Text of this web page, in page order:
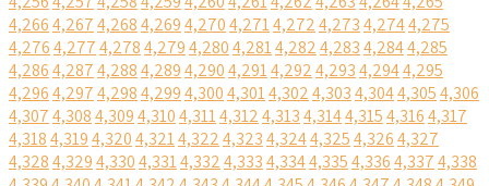
4,2664,2674,2684,2694,2704,2714,2724,2734,2744,275
4,2764,2774,2784,2794,2804,2814,2824,2834,2844,285
4,2864,2874,2884,2894,2904,2914,2924,2934,2944,295
4,2964,2974,2984,2994,3004,3014,3024,3034,3044,3054,306
4,3074,3084,3094,3104,3114,3124,3134,3144,3154,3164,317
4,3184,3194,3204,3214,3224,3234,3244,3254,3264,327
4,3284,3294,3304,3314,3324,3334,3344,3354,3364,3374,338